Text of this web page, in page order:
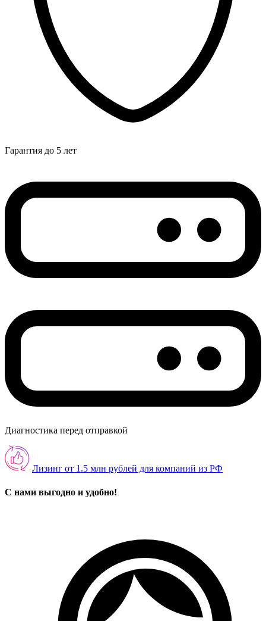
Гарантия до 5 лет
Диагностика перед отправкой
Лизинг от 1.5 млн рублей для компаний из РФ
С нами выгодно и удобно!